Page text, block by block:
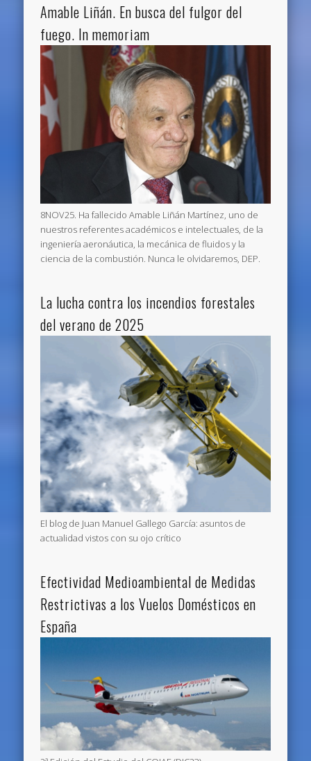
Amable Liñán. En busca del fulgor del
fuego. In memoriam
8NOV25. Ha fallecido Amable Liñán Martínez, uno de
nuestros referentes académicos e intelectuales, de la
ingeniería aeronáutica, la mecánica de fluidos y la
ciencia de la combustión. Nunca le olvidaremos, DEP.
La lucha contra los incendios forestales
del verano de 2025
El blog de Juan Manuel Gallego García: asuntos de
actualidad vistos con su ojo crítico
Efectividad Medioambiental de Medidas
Restrictivas a los Vuelos Domésticos en
España